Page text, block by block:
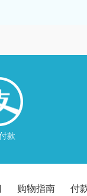
款
购物指南 付